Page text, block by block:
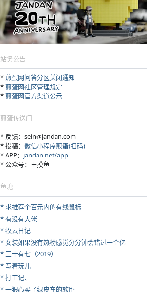
站务公告
*煎蛋网问答分区关闭通知
*煎蛋网社区管理规定
*煎蛋网官方渠道公示
煎蛋传送门
* 反馈：sein@jandan.com
* 投稿： 微信小程序煎蛋(扫码)
* APP： jandan.net/app
* 公众号：王摸鱼
鱼塘
* 求推荐个百元内的有线鼠标
* 有没有大佬
* 牧云日记
* 女装如果没有热榜感觉分分钟会错过一个亿
* 三十有七（2019）
* 写着玩儿
* 打工记、
* 一狠心买了绿皮车的软卧